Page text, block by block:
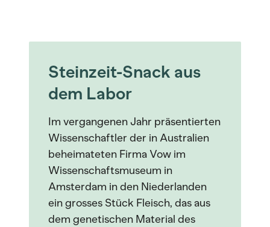
Steinzeit-Snack aus
dem Labor
Im vergangenen Jahr präsentierten
Wissenschaftler der in Australien
beheimateten Firma Vow im
Wissenschaftsmuseum in
Amsterdam in den Niederlanden
ein grosses Stück Fleisch, das aus
dem genetischen Material des